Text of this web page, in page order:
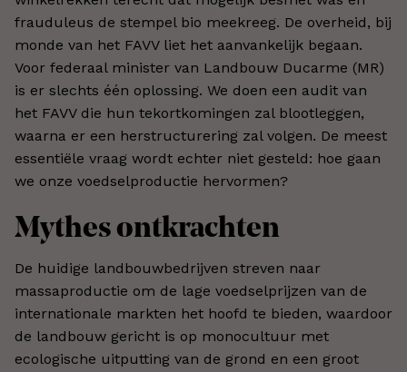
frauduleus de stempel bio meekreeg. De overheid, bij
monde van het FAVV liet het aanvankelijk begaan.
Voor federaal minister van Landbouw Ducarme (MR)
is er slechts één oplossing. We doen een audit van
het FAVV die hun tekortkomingen zal blootleggen,
waarna er een herstructurering zal volgen. De meest
essentiële vraag wordt echter niet gesteld: hoe gaan
we onze voedselproductie hervormen?
Mythes ontkrachten
De huidige landbouwbedrijven streven naar
massaproductie om de lage voedselprijzen van de
internationale markten het hoofd te bieden, waardoor
de landbouw gericht is op monocultuur met
ecologische uitputting van de grond en een groot